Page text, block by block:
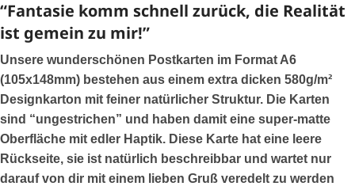
“Fantasie komm schnell zurück, die Realität
ist gemein zu mir!”
Unsere wunderschönen Postkarten im Format A6
(105x148mm) bestehen aus einem extra dicken 580g/m²
Designkarton mit feiner natürlicher Struktur. Die Karten
sind “ungestrichen” und haben damit eine super-matte
Oberfläche mit edler Haptik. Diese Karte hat eine leere
Rückseite, sie ist natürlich beschreibbar und wartet nur
darauf von dir mit einem lieben Gruß veredelt zu werden